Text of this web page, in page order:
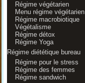
Régime végétarien
Menu régime végétarien
Régime macrobiotique
Végétalisme
Régime détox
Régime Yoga
Régime diététique bureau
Régime pour le stress
Régime des femmes
Régime sandwich